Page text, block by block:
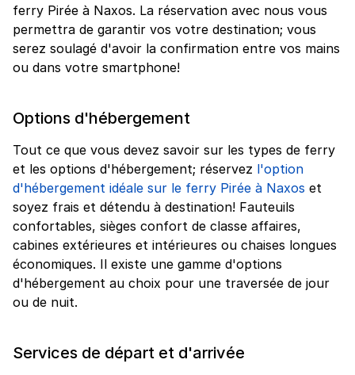
ferry Pirée à Naxos. La réservation avec nous vous
permettra de garantir vos votre destination; vous
serez soulagé d'avoir la confirmation entre vos mains
ou dans votre smartphone!
Options d'hébergement
Tout ce que vous devez savoir sur les types de ferry
et les options d'hébergement; réservez l'option
d'hébergement idéale sur le ferry Pirée à Naxos et
soyez frais et détendu à destination! Fauteuils
confortables, sièges confort de classe affaires,
cabines extérieures et intérieures ou chaises longues
économiques. Il existe une gamme d'options
d'hébergement au choix pour une traversée de jour
ou de nuit.
Services de départ et d'arrivée